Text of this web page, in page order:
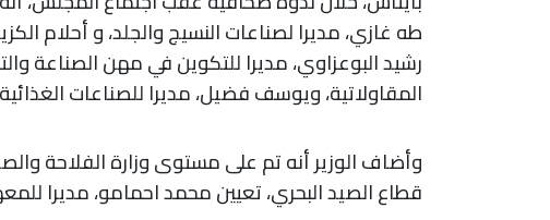
طه غازي، مديرا لصناعات النسيج والجلد، و أحلام
رشيد البوعزاوي، مديرا للتكوين في مهن الصناعة
المقاولاتية، ويوسف فضيل، مديرا للصناعات
وأضاف الوزير أنه تم على مستوى وزارة الفلاحة
قطاع الصيد البحري، تعيين محمد احمامو، مديرا